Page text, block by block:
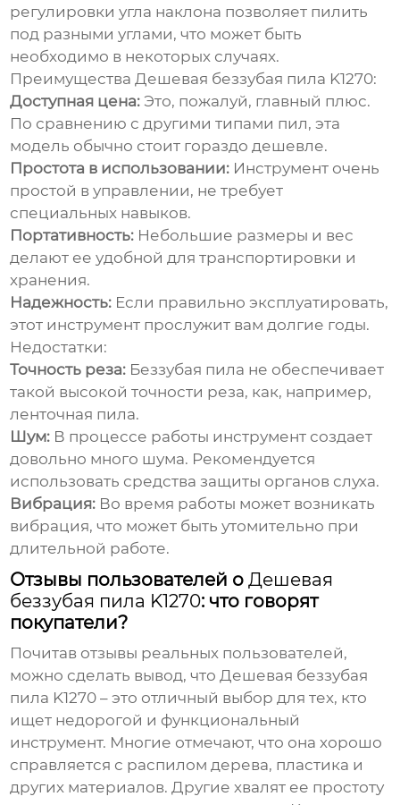
регулировки угла наклона позволяет пилить
под разными углами, что может быть
необходимо в некоторых случаях.
ПреимуществаДешевая беззубая пила K1270:
Доступная цена: Это, пожалуй, главный плюс.
По сравнению с другими типами пил, эта
модель обычно стоит гораздо дешевле.
Простота в использовании: Инструмент очень
простой в управлении, не требует
специальных навыков.
Портативность: Небольшие размеры и вес
делают ее удобной для транспортировки и
хранения.
Надежность: Если правильно эксплуатировать,
этот инструмент прослужит вам долгие годы.
Недостатки:
Точность реза: Беззубая пила не обеспечивает
такой высокой точности реза, как, например,
ленточная пила.
Шум: В процессе работы инструмент создает
довольно много шума. Рекомендуется
использовать средства защиты органов слуха.
Вибрация: Во время работы может возникать
вибрация, что может быть утомительно при
длительной работе.
Отзывы пользователей оДешевая
беззубая пила K1270: что говорят
покупатели?
Почитав отзывы реальных пользователей,
можно сделать вывод, чтоДешевая беззубая
пила K1270 – это отличный выбор для тех, кто
ищет недорогой и функциональный
инструмент. Многие отмечают, что она хорошо
справляется с распилом дерева, пластика и
других материалов. Другие хвалят ее простоту